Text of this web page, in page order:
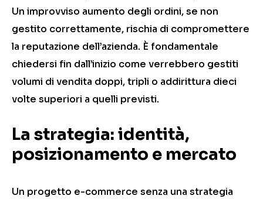
Un improvviso aumento degli ordini, se non
gestito correttamente, rischia di compromettere
la reputazione dell’azienda. È fondamentale
chiedersi fin dall’inizio come verrebbero gestiti
volumi di vendita doppi, tripli o addirittura dieci
volte superiori a quelli previsti.
La strategia: identità,
posizionamento e mercato
Un progetto e-commerce senza una strategia